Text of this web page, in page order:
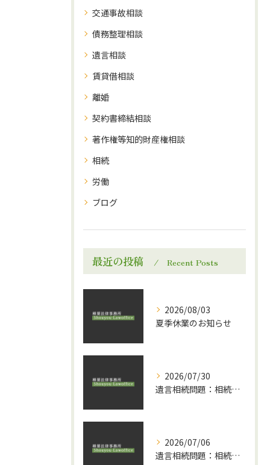
交通事故相談
債務整理相談
遺言相談
賃貸借相談
離婚
契約書締結相談
著作権等知的財産権相談
相続
労働
ブログ
最近の投稿 Recent Posts
2026/08/03
夏季休業のお知らせ
2026/07/30
遺言相続問題：相続と贈与についてのランディングページ公開のお知らせ
2026/07/06
遺言相続問題：相続ニュース